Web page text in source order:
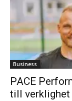
Business
PACE
till verklighet